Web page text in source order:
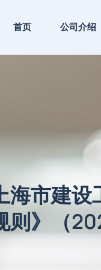
首页 公司介绍
海市建设
则》（